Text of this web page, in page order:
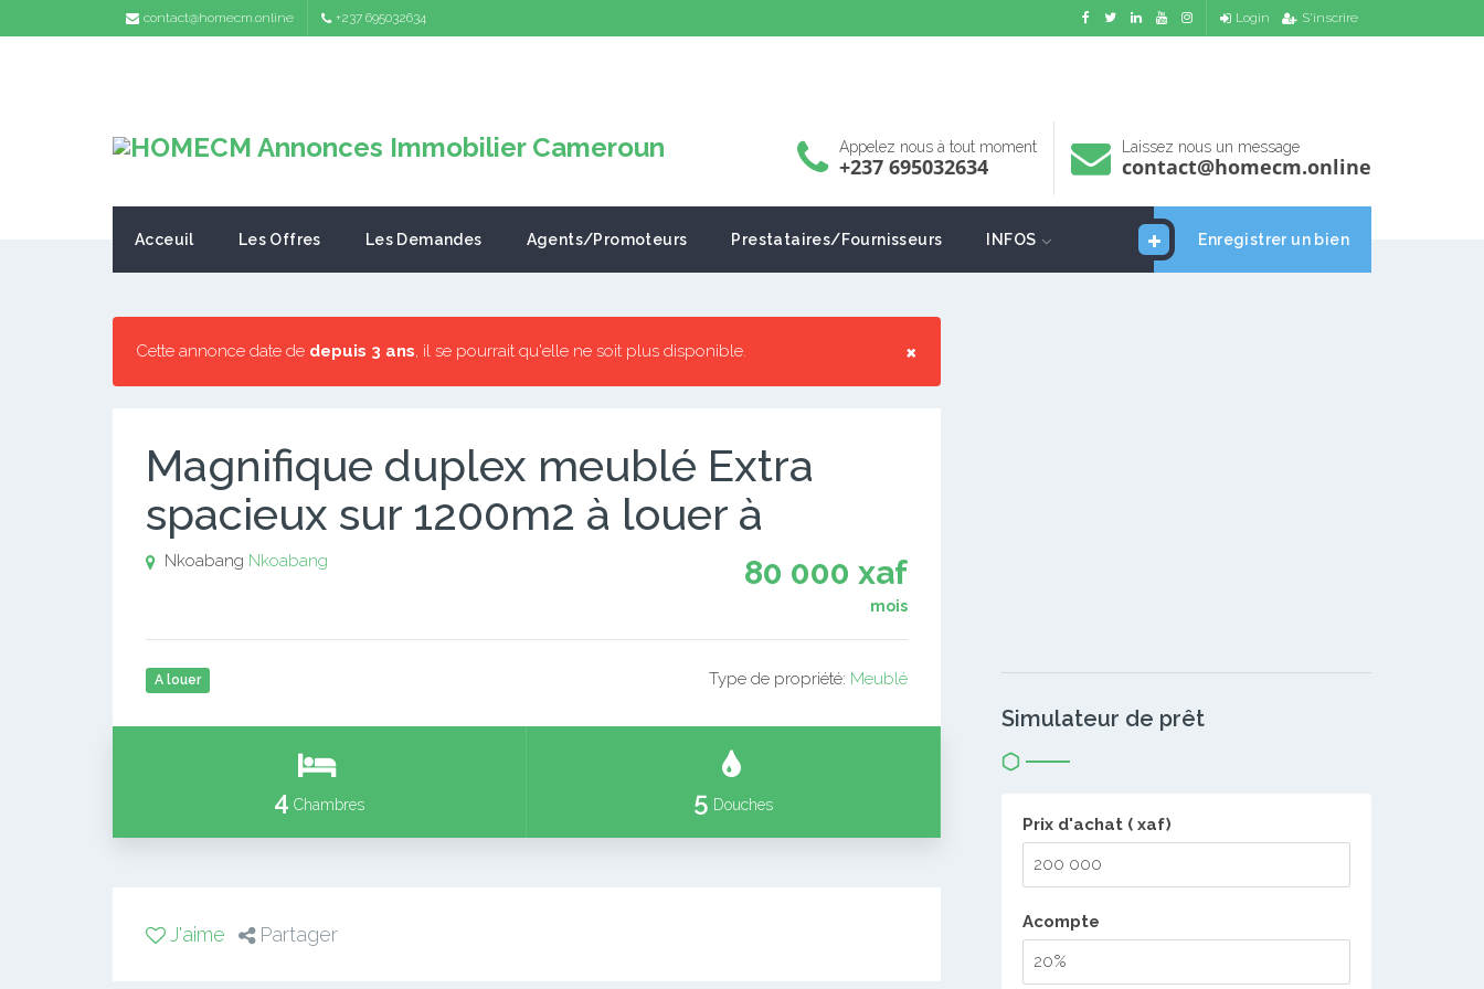
contact@homecm.online +237 695032634 Login S'inscrire
Appelez nous à tout moment
+237 695032634
Laissez nous un message
contact@homecm.online
Enregistrer un bien
Acceuil Les Offres Les Demandes Agents/Promoteurs Prestataires/Fournisseurs INFOS
×
Cette annonce date de depuis 3 ans, il se pourrait qu'elle ne soit plus disponible.
Magnifique duplex meublé Extra
spacieux sur 1200m2 à louer à
80 000 xaf
mois
Nkoabang Nkoabang
A louer Type de propriété: Meublé
4 Chambres 5 Douches
J'aime Partager
Simulateur de prêt
Prix d'achat ( xaf)
Acompte